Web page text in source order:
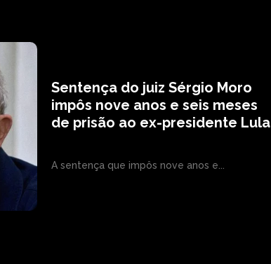
Sentença do juiz Sérgio Moro
impôs nove anos e seis meses
de prisão ao ex-presidente Lula
A sentença que impôs nove anos e...